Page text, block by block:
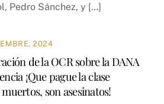
Pedro Sánchez, y […]
2024
de la OCR sobre la DANA
¡Que pague la clase
son asesinatos!